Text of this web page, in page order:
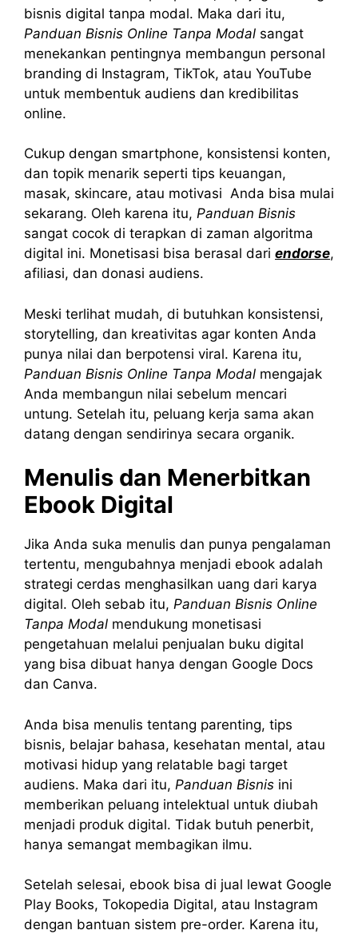
bisnis digital tanpa modal. Maka dari itu,
Panduan Bisnis Online Tanpa Modal sangat
menekankan pentingnya membangun personal
branding di Instagram, TikTok, atau YouTube
untuk membentuk audiens dan kredibilitas
online.
Cukup dengan smartphone, konsistensi konten,
dan topik menarik seperti tips keuangan,
masak, skincare, atau motivasi Anda bisa mulai
sekarang. Oleh karena itu, Panduan Bisnis
sangat cocok di terapkan di zaman algoritma
digital ini. Monetisasi bisa berasal dari endorse,
afiliasi, dan donasi audiens.
Meski terlihat mudah, di butuhkan konsistensi,
storytelling, dan kreativitas agar konten Anda
punya nilai dan berpotensi viral. Karena itu,
Panduan Bisnis Online Tanpa Modal mengajak
Anda membangun nilai sebelum mencari
untung. Setelah itu, peluang kerja sama akan
datang dengan sendirinya secara organik.
Menulis dan Menerbitkan
Ebook Digital
Jika Anda suka menulis dan punya pengalaman
tertentu, mengubahnya menjadi ebook adalah
strategi cerdas menghasilkan uang dari karya
digital. Oleh sebab itu, Panduan Bisnis Online
Tanpa Modal mendukung monetisasi
pengetahuan melalui penjualan buku digital
yang bisa dibuat hanya dengan Google Docs
dan Canva.
Anda bisa menulis tentang parenting, tips
bisnis, belajar bahasa, kesehatan mental, atau
motivasi hidup yang relatable bagi target
audiens. Maka dari itu, Panduan Bisnis ini
memberikan peluang intelektual untuk diubah
menjadi produk digital. Tidak butuh penerbit,
hanya semangat membagikan ilmu.
Setelah selesai, ebook bisa di jual lewat Google
Play Books, Tokopedia Digital, atau Instagram
dengan bantuan sistem pre-order. Karena itu,